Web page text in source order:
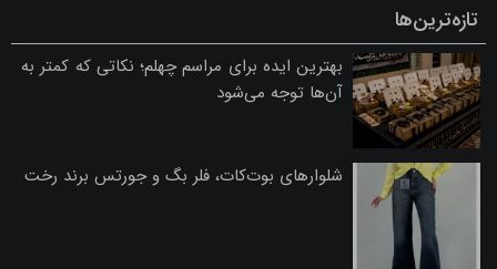
تازه‌ترین‌ها
بهترین ایده برای مراسم چهلم؛ نکاتی که کمتر به
آن‌ها توجه می‌شود
شلوارهای بوت‌کات، فلر بگ و جورتس برند رخت